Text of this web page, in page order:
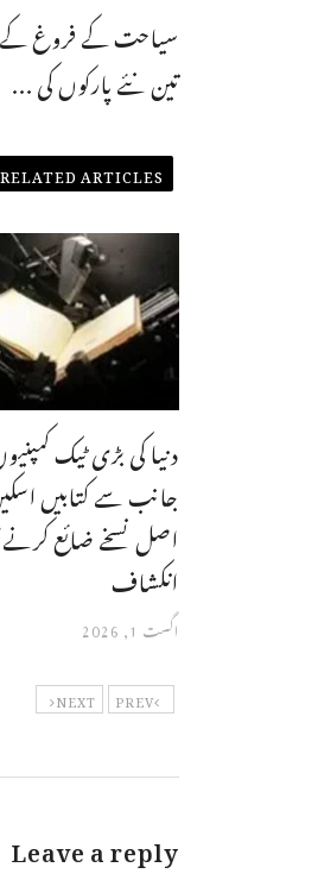
سیاحت کے فروغ کے
تین نئے پارکوں کی ...
RELATED ARTICLES
دنیا کی بڑی ٹیک
جانب سے کتابیں
اصل نسخے ضائع کرنے
انکشاف
اگست 1, 2026
PREV
NEXT
Leave a reply